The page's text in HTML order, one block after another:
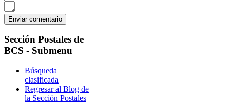
Sección Postales de
BCS - Submenu
Búsqueda
clasificada
Regresar al Blog de
la Sección Postales